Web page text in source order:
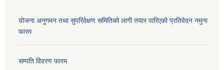
योजना अनुगमन तथा सुपरिवेक्षण समितिको लागी तयार पारिएको प्रतिवेदन नमुना
फारम
सम्पति विवरण फारम